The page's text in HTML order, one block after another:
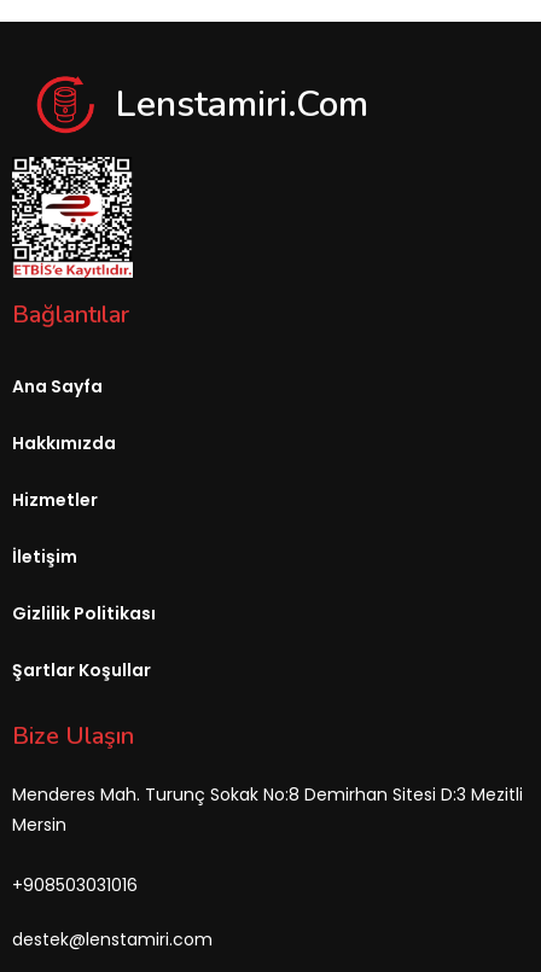
Lenstamiri.com
Bağlantılar
Ana Sayfa
Hakkımızda
Hizmetler
İletişim
Gizlilik Politikası
Şartlar Koşullar
Bize Ulaşın
Menderes Mah. Turunç Sokak No:8 Demirhan Sitesi D:3 Mezitli
Mersin
+908503031016
destek@lenstamiri.com